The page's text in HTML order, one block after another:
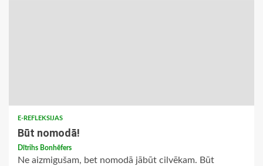
E-REFLEKSIJAS
Būt nomodā!
Dītrihs Bonhēfers
Ne aizmigušam, bet nomodā jābūt cilvēkam. Būt